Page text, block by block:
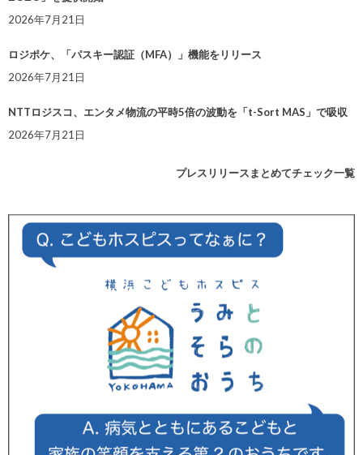
2026年7月21日
ロジポケ、「パスキー認証（MFA）」機能をリリース
2026年7月21日
NTTロジスコ、エンタメ物流の平時5倍の波動を「t-Sort MAS」で吸収
2026年7月21日
プレスリリースまとめてチェック一覧